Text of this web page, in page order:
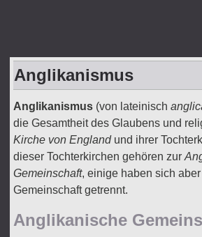
Anglikanismus
Anglikanismus (von lateinisch
die Gesamtheit des Glaubens und
Kirche von Englandund ihrer
dieser Tochterkirchen gehören zur
Gemeinschaft, einige haben sich
Gemeinschaft getrennt.
Anglikanische